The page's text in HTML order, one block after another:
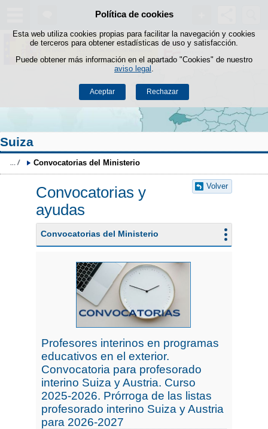
Política de cookies
Esta web utiliza cookies propias para facilitar la navegación y cookies
de terceros para obtener estadísticas de uso y satisfacción.
Puede obtener más información en el apartado "Cookies" de nuestro
aviso legal
Aceptar Rechazar
Saltar al contenido
Suiza
Convocatorias del Ministerio
Volver
Convocatorias y
ayudas
Convocatorias del Ministerio
Profesores interinos en programas
educativos en el exterior.
Convocatoria para profesorado
interino Suiza y Austria. Curso
2025-2026. Prórroga de las listas
profesorado interino Suiza y Austria
para 2026-2027